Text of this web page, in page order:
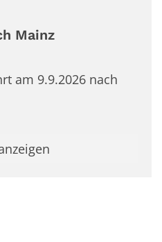
Mainz
am 9.9.2026 nach